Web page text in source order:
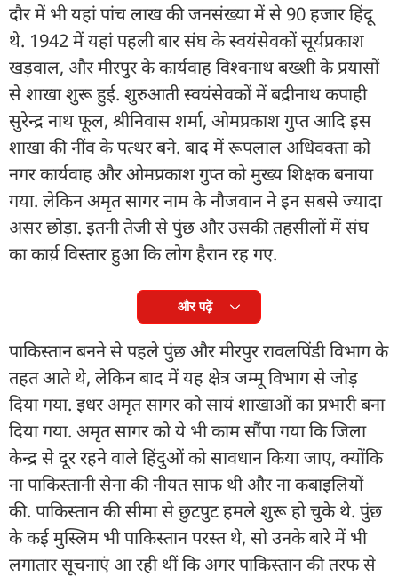
दौर में भी यहां पांच लाख की जनसंख्या में से 90 हजार हिंदू
थे. 1942 में यहां पहली बार संघ के स्वयंसेवकों सूर्यप्रकाश
खड़वाल, और मीरपुर के कार्यवाह विश्वनाथ बख्शी के प्रयासों
से शाखा शुरू हुई. शुरुआती स्वयंसेवकों में बद्रीनाथ कपाही
सुरेन्द्र नाथ फूल, श्रीनिवास शर्मा, ओमप्रकाश गुप्त आदि इस
शाखा की नींव के पत्थर बने. बाद में रूपलाल अधिवक्ता को
नगर कार्यवाह और ओमप्रकाश गुप्त को मुख्य शिक्षक बनाया
गया. लेकिन अमृत सागर नाम के नौजवान ने इन सबसे ज्यादा
असर छोड़ा. इतनी तेजी से पुंछ और उसकी तहसीलों में संघ
का कार्य़ विस्तार हुआ कि लोग हैरान रह गए.
और पढ़ें
पाकिस्तान बनने से पहले पुंछ और मीरपुर रावलपिंडी विभाग के
तहत आते थे, लेकिन बाद में यह क्षेत्र जम्मू विभाग से जोड़
दिया गया. इधर अमृत सागर को सायं शाखाओं का प्रभारी बना
दिया गया. अमृत सागर को ये भी काम सौंपा गया कि जिला
केन्द्र से दूर रहने वाले हिंदुओं को सावधान किया जाए, क्योंकि
ना पाकिस्तानी सेना की नीयत साफ थी और ना कबाइलियों
की. पाकिस्तान की सीमा से छुटपुट हमले शुरू हो चुके थे. पुंछ
के कई मुस्लिम भी पाकिस्तान परस्त थे, सो उनके बारे में भी
लगातार सूचनाएं आ रही थीं कि अगर पाकिस्तान की तरफ से